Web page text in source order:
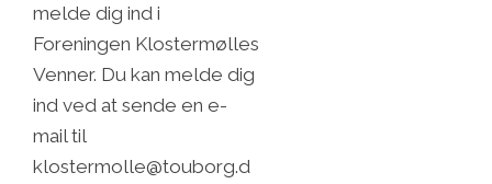
melde dig ind i
Foreningen Klostermølles
Venner. Du kan melde dig
ind ved at sende en e-
mail til
klostermolle@touborg.d